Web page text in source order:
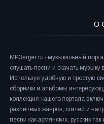
О
MP3erger.ru - музыкальный
слушать песни и скачать музыку
Используя удобную и простую
сборники и альбомы
коллекция нашего портала
различных жанров, стилей и
песни как армянских, русских